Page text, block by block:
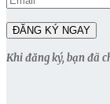
Khi đăng ký, bạn đã